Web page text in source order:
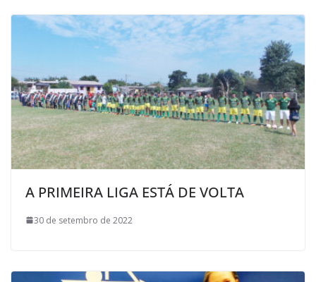
A PRIMEIRA LIGA ESTÁ DE VOLTA
30 de setembro de 2022